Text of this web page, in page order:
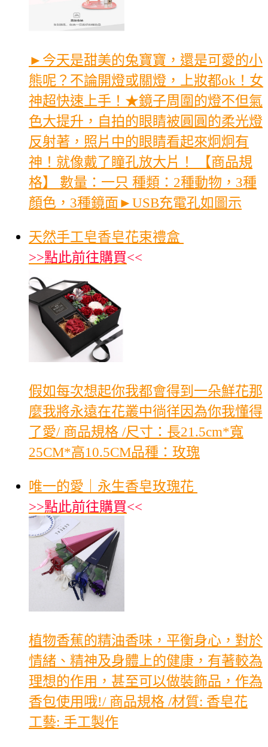
►今天是甜美的兔寶寶，還是可愛的小
熊呢？不論開燈或關燈，上妝都ok！女
神超快速上手！★鏡子周圍的燈不但氣
色大提升，自拍的眼睛被圓圓的柔光燈
反射著，照片中的眼睛看起來炯炯有
神！就像戴了瞳孔放大片！ 【商品規
格】 數量：一只 種類：2種動物，3種
顏色，3種鏡面►USB充電孔如圖示
天然手工皂香皂花束禮盒
>>點此前往購買<<
假如每次想起你我都會得到一朵鮮花那
麼我將永遠在花叢中徜徉因為你我懂得
了愛/ 商品規格 /尺寸：長21.5cm*寬
25CM*高10.5CM品種：玫瑰
唯一的愛｜永生香皂玫瑰花
>>點此前往購買<<
植物香蕉的精油香味，平衡身心，對於
情緒、精神及身體上的健康，有著較為
理想的作用，甚至可以做裝飾品，作為
香包使用哦!/ 商品規格 /材質: 香皂花
工藝: 手工製作